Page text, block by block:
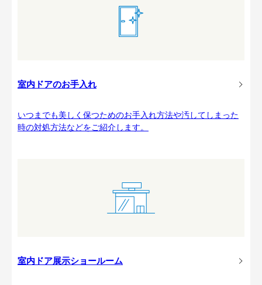
室内ドアのお手入れ
いつまでも美しく保つためのお手入れ方法や汚してしまった
時の対処方法などをご紹介します。
室内ドア展示ショールーム